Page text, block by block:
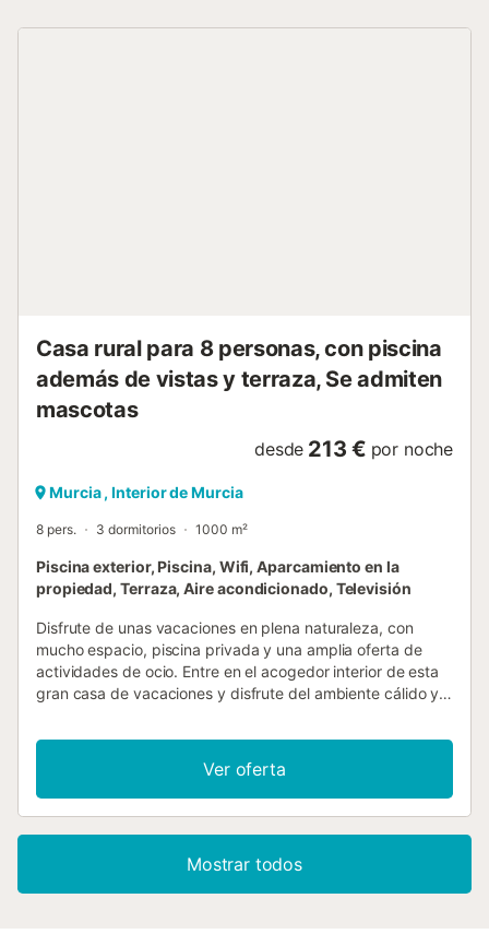
Casa rural para 8 personas, con piscina
además de vistas y terraza, Se admiten
mascotas
desde 213 € por noche
Murcia , Interior de Murcia
8 pers. 3 dormitorios 1000 m²
Piscina exterior, Piscina, Wifi, Aparcamiento en la
propiedad, Terraza, Aire acondicionado, Televisión
Disfrute de unas vacaciones en plena naturaleza, con
mucho espacio, piscina privada y una amplia oferta de
actividades de ocio. Entre en el acogedor interior de esta
gran casa de vacaciones y disfrute del ambiente cálido y
ofrece un refugio acogedor para las horas de relax.
Termine aquí el día tranquilamente o pasen tiempo juntos
frente al televisor. Prepare sus comidas en la moderna
cocina, tome asiento en la mesa de comedor o en la
zona exterior y descubra numerosas actividades de ocio.
La gran piscina le invita a darse un refrescante chapuzón
Ver oferta
Mostrar todos